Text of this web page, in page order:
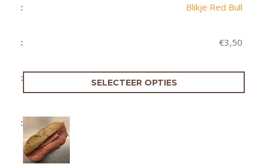
Blikje Red Bull
€3,50
SELECTEER OPTIES